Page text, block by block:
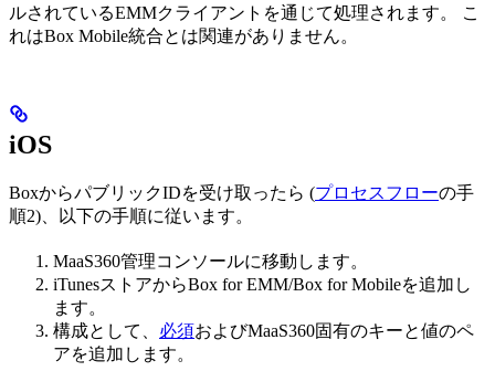
ルされているEMMクライアントを通じて処理されます。 こ
れはBox Mobile統合とは関連がありません。
iOS
BoxからパブリックIDを受け取ったら (プロセスフローの手
順2)、以下の手順に従います。
MaaS360管理コンソールに移動します。
iTunesストアからBox for EMM/Box for Mobileを追加し
ます。
構成として、 必須およびMaaS360固有のキーと値のペ
アを追加します。